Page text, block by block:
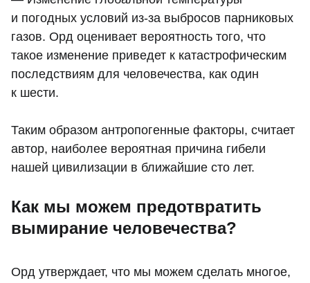
и погодных условий из-за выбросов парниковых
газов. Орд оценивает вероятность того, что
такое изменение приведет к катастрофическим
последствиям для человечества, как один
к шести.
Таким образом антропогенные факторы, считает
автор, наиболее вероятная причина гибели
нашей цивилизации в ближайшие сто лет.
Как мы можем предотвратить
вымирание человечества?
Орд утверждает, что мы можем сделать многое,